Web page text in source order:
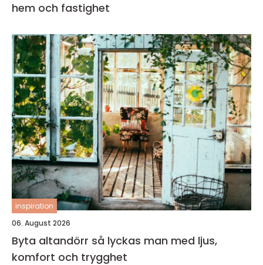
hem och fastighet
inspiration
06. August 2026
Byta altandörr så lyckas man med ljus,
komfort och trygghet